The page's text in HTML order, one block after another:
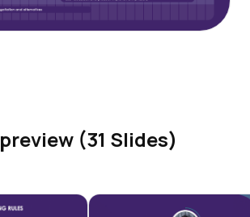
(31 Slides)